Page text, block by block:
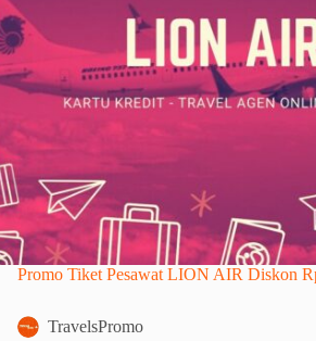
Promo Tiket Pesawat LION AIR Diskon
TravelsPromo